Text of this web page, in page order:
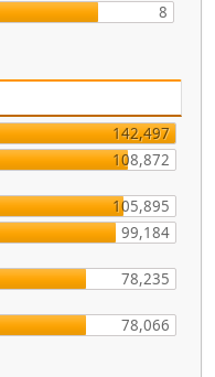
8
142,497
108,872
105,895
99,184
78,235
78,066